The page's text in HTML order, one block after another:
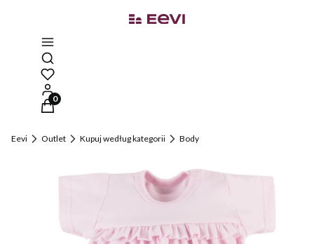
Otwórz wyszukiwarkę
Produkty w koszyku: 0. Zobacz szczegóły
Eevi Outlet Kupuj według kategorii Body